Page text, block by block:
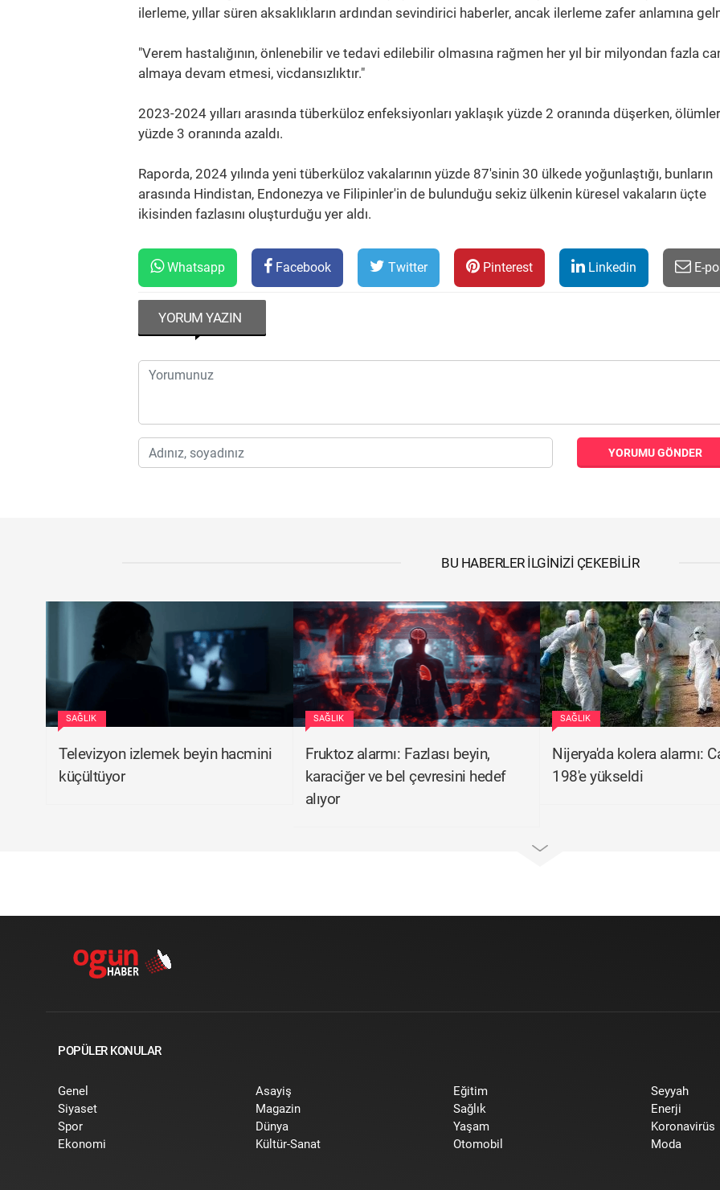
ilerleme, yıllar süren aksaklıkların ardından sevindirici haberler, ancak ilerleme zafer anlamına
"Verem hastalığının, önlenebilir ve tedavi edilebilir olmasına rağmen her yıl bir milyondan fazla
almaya devam etmesi, vicdansızlıktır."
2023-2024 yılları arasında tüberküloz enfeksiyonları yaklaşık yüzde 2 oranında düşerken, ölümler
yüzde 3 oranında azaldı.
Raporda, 2024 yılında yeni tüberküloz vakalarının yüzde 87'sinin 30 ülkede yoğunlaştığı, bunların
arasında Hindistan, Endonezya ve Filipinler'in de bulunduğu sekiz ülkenin küresel vakaların üçte
ikisinden fazlasını oluşturduğu yer aldı.
Whatsapp Facebook Twitter Pinterest Linkedin E-
YORUM YAZIN
YORUMU GÖNDER
BU HABERLER İLGINIZI ÇEKEBILIR
SAĞLIK
Televizyon izlemek beyin hacmini
küçültüyor
SAĞLIK
Fruktoz alarmı: Fazlası beyin,
karaciğer ve bel çevresini hedef
alıyor
SAĞLIK
Nijerya'da kolera alarmı:
198'e yükseldi
POPÜLER KONULAR
Genel
Siyaset
Spor
Ekonomi
Asayiş
Magazin
Dünya
Kültür-Sanat
Eğitim
Sağlık
Yaşam
Otomobil
Seyyah
Enerji
Koronavirüs
Moda